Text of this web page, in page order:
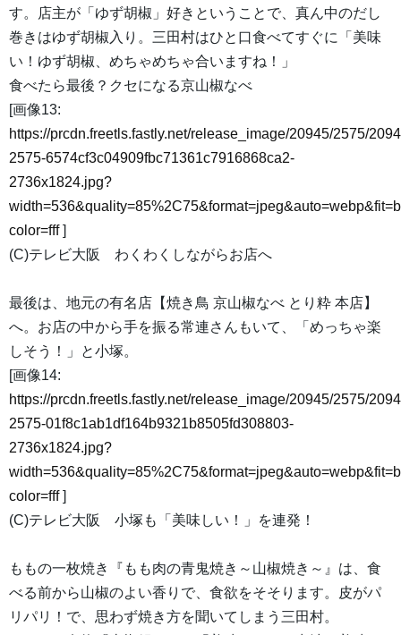
す。店主が「ゆず胡椒」好きということで、真ん中のだし
巻きはゆず胡椒入り。三田村はひと口食べてすぐに「美味
い！ゆず胡椒、めちゃめちゃ合いますね！」
食べたら最後？クセになる京山椒なべ
[画像13:
https://prcdn.freetls.fastly.net/release_image/20945/2575/
2575-6574cf3c04909fbc71361c7916868ca2-
2736x1824.jpg?
color=fff]
(C)テレビ大阪 わくわくしながらお店へ
最後は、地元の有名店【焼き鳥 京山椒なべ とり粋 本店】
へ。お店の中から手を振る常連さんもいて、「めっちゃ楽
しそう！」と小塚。
[画像14:
https://prcdn.freetls.fastly.net/release_image/20945/2575/
2575-01f8c1ab1df164b9321b8505fd308803-
2736x1824.jpg?
color=fff]
(C)テレビ大阪 小塚も「美味しい！」を連発！
ももの一枚焼き『もも肉の青鬼焼き～山椒焼き～』は、食
べる前から山椒のよい香りで、食欲をそそります。皮がパ
リパリ！で、思わず焼き方を聞いてしまう三田村。